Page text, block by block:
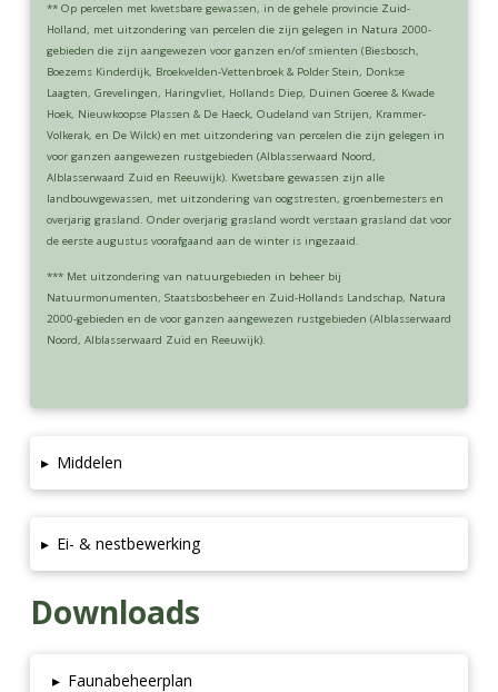
** Op percelen met kwetsbare gewassen, in de gehele provincie Zuid-
Holland, met uitzondering van percelen die zijn gelegen in Natura 2000-
gebieden die zijn aangewezen voor ganzen en/of smienten (Biesbosch,
Boezems Kinderdijk, Broekvelden-Vettenbroek & Polder Stein, Donkse
Laagten, Grevelingen, Haringvliet, Hollands Diep, Duinen Goeree & Kwade
Hoek, Nieuwkoopse Plassen & De Haeck, Oudeland van Strijen, Krammer-
Volkerak, en De Wilck) en met uitzondering van percelen die zijn gelegen in
voor ganzen aangewezen rustgebieden (Alblasserwaard Noord,
Alblasserwaard Zuid en Reeuwijk). Kwetsbare gewassen zijn alle
landbouwgewassen, met uitzondering van oogstresten, groenbemesters en
overjarig grasland. Onder overjarig grasland wordt verstaan grasland dat voor
de eerste augustus voorafgaand aan de winter is ingezaaid.
*** Met uitzondering van natuurgebieden in beheer bij
Natuurmonumenten, Staatsbosbeheer en Zuid-Hollands Landschap, Natura
2000-gebieden en de voor ganzen aangewezen rustgebieden (Alblasserwaard
Noord, Alblasserwaard Zuid en Reeuwijk).
▸ Middelen
▸ Ei- & nestbewerking
Downloads
▸ Faunabeheerplan